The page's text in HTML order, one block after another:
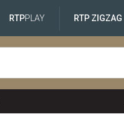
RTPPLAY RTP ZIGZAG